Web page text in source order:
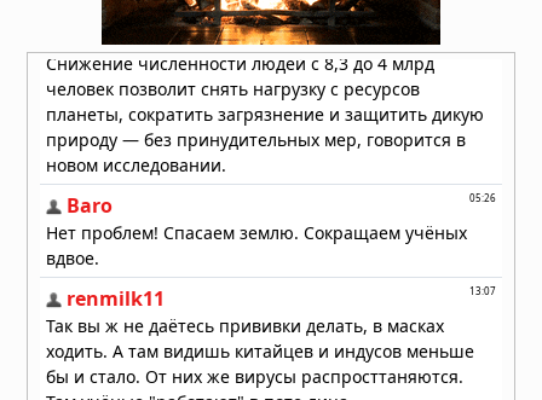
В Румынии нашли пещеру,
запечатанную 5,5 миллиона лет:
внутри оказался живой мир, никогда
не видевший солнца
05.08.2026 в 07:11